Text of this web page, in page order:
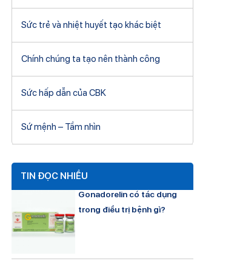
Sức trẻ và nhiệt huyết tạo khác biệt
Chính chúng ta tạo nên thành công
Sức hấp dẫn của CBK
Sứ mệnh – Tầm nhìn
TIN ĐỌC NHIỀU
Gonadorelin có tác dụng
trong điều trị bệnh gì?